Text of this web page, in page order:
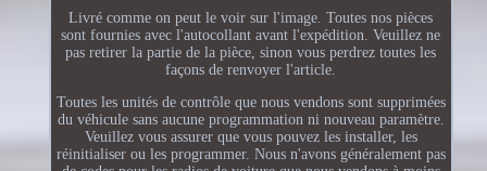
Livré comme on peut le voir sur l'image. Toutes nos pièces
sont fournies avec l'autocollant avant l'expédition. Veuillez ne
pas retirer la partie de la pièce, sinon vous perdrez toutes les
façons de renvoyer l'article.
Toutes les unités de contrôle que nous vendons sont supprimées
du véhicule sans aucune programmation ni nouveau paramètre.
Veuillez vous assurer que vous pouvez les installer, les
réinitialiser ou les programmer. Nous n'avons généralement pas